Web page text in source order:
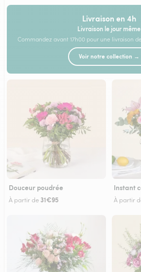
Livraison en 4h
Livraison le jour même
Commandez avant 17h00 pour une livraison
Voir notre collection →
Douceur poudrée
À partir de 31€95
Instant
À partir